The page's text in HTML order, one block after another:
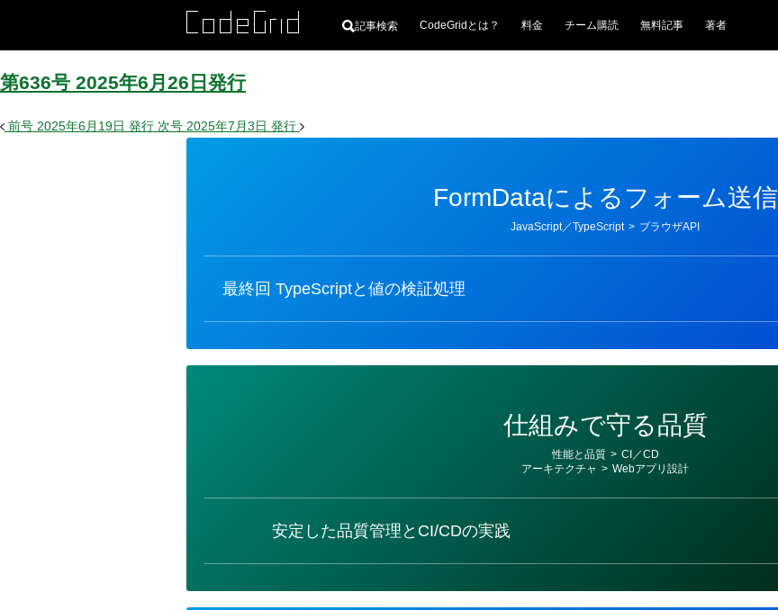
記事検索 CodeGridとは？ 料金 チーム購読 無料記事 著者
第636号 2025年6 月 26 日 発行
前号 2025年6月19日 発行 次号 2025年7月3日 発行
FormDataによるフォーム送信
JavaScript／TypeScript > ブラウザAPI
最終回 TypeScriptと値の検証処理
仕組みで守る品質
性能と品質 > CI／CD
アーキテクチャ > Webアプリ設計
安定した品質管理とCI/CDの実践